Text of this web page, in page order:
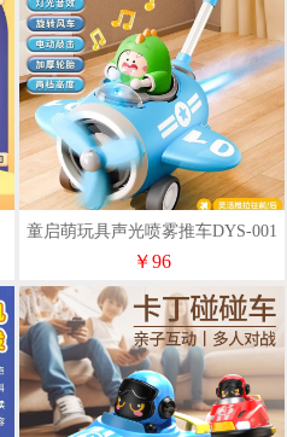
童启萌玩具声光喷雾推车DYS-001
￥96